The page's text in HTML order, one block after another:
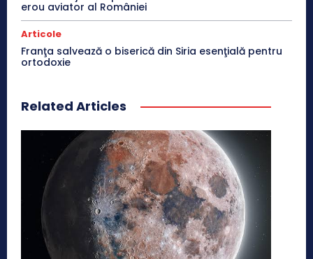
erou aviator al României
Articole
Franţa salvează o biserică din Siria esenţială pentru
ortodoxie
Related Articles